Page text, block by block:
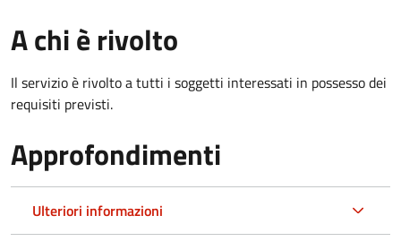
A chi è rivolto
Il servizio è rivolto a tutti i soggetti interessati in possesso dei
requisiti previsti.
Approfondimenti
Ulteriori informazioni